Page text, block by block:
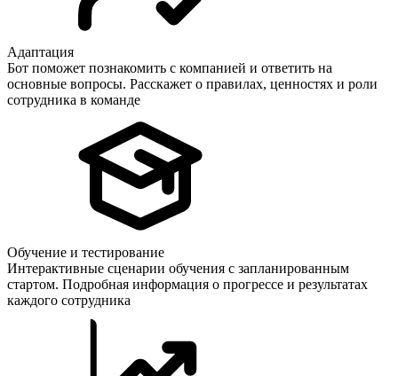
Адаптация
Бот поможет познакомить с компанией и ответить на
основные вопросы. Расскажет о правилах, ценностях и роли
сотрудника в команде
Обучение и тестирование
Интерактивные сценарии обучения с запланированным
стартом. Подробная информация о прогрессе и результатах
каждого сотрудника